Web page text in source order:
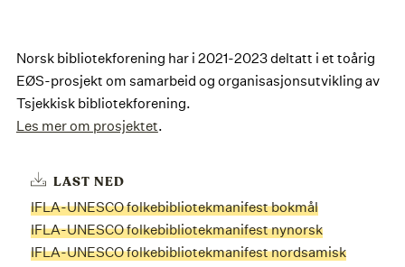
Norsk bibliotekforening har i 2021-2023 deltatt i et toårig
EØS-prosjekt om samarbeid og organisasjonsutvikling av
Tsjekkisk bibliotekforening.
Les mer om prosjektet.
LAST NED
IFLA-UNESCO folkebibliotekmanifest bokmål
IFLA-UNESCO folkebibliotekmanifest nynorsk
IFLA-UNESCO folkebibliotekmanifest nordsamisk